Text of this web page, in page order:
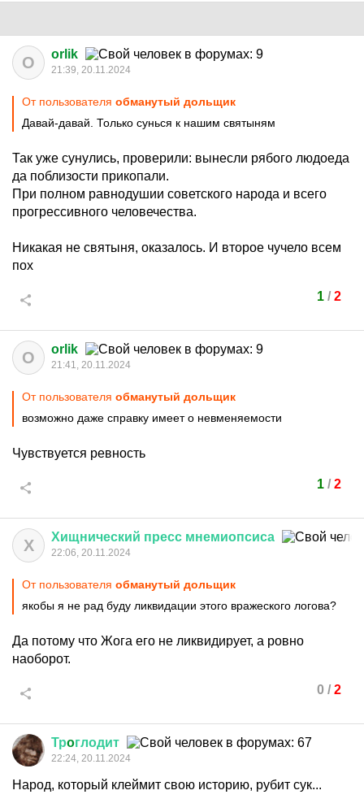
O orlik
21:39, 20.11.2024
От пользователя обманутый дольщик
Давай-давай. Только сунься к нашим святыням
Так уже сунулись, проверили: вынесли рябого людоеда
да поблизости прикопали.
При полном равнодушии советского народа и всего
прогрессивного человечества.
Никакая не святыня, оказалось. И второе чучело всем
пох
1/ 2
O orlik
21:41, 20.11.2024
От пользователя обманутый дольщик
возможно даже справку имеет о невменяемости
Чувствуется ревность
1/ 2
Х Хищнический пресс мнемиопсиса
22:06, 20.11.2024
От пользователя обманутый дольщик
якобы я не рад буду ликвидации этого вражеского логова?
Да потому что Жога его не ликвидирует, а ровно
наоборот.
0 / 2
Трoглодит
22:24, 20.11.2024
Народ, который клеймит свою историю, рубит сук...